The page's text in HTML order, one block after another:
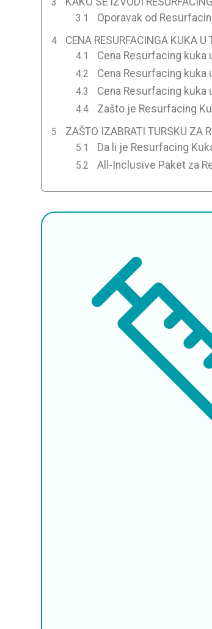
Oporavak od
CENA RESURFACINGA KUKA
Cena Resurfacing kuka
Cena Resurfacing kuka
Cena Resurfacing kuka
Zašto je Resurfacing
ZAŠTO IZABRATI TURSKU ZA
Da li je Resurfacing
All-Inclusive Paket za